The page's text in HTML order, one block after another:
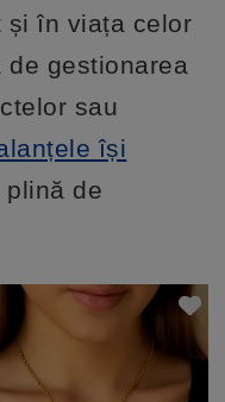
și în viața celor
de gestionarea
sau
își
plină de